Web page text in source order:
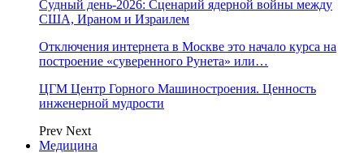
Судный день-2026: Сценарий ядерной войны между
США, Ираном и Израилем
Отключения интернета в Москве это начало курса на
построение «суверенного Рунета» или…
ЦГМ Центр Горного Машиностроения. Ценность
инженерной мудрости
Prev Next
Медицина